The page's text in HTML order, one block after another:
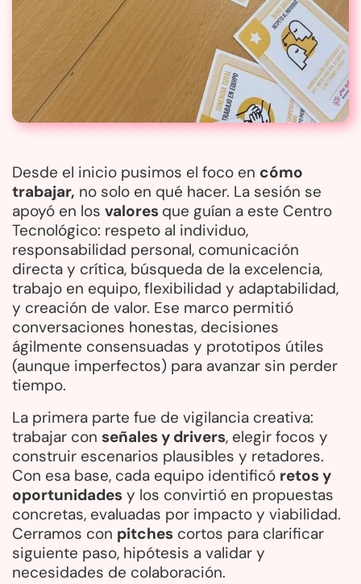
Desde el inicio pusimos el foco en cómo
trabajar, no solo en qué hacer. La sesión se
apoyó en los valores que guían a este Centro
Tecnológico: respeto al individuo,
responsabilidad personal, comunicación
directa y crítica, búsqueda de la excelencia,
trabajo en equipo, flexibilidad y adaptabilidad,
y creación de valor. Ese marco permitió
conversaciones honestas, decisiones
ágilmente consensuadas y prototipos útiles
(aunque imperfectos) para avanzar sin perder
tiempo.
La primera parte fue de vigilancia creativa:
trabajar con señales y drivers, elegir focos y
construir escenarios plausibles y retadores.
Con esa base, cada equipo identificó retos y
oportunidades y los convirtió en propuestas
concretas, evaluadas por impacto y viabilidad.
Cerramos con pitches cortos para clarificar
siguiente paso, hipótesis a validar y
necesidades de colaboración.